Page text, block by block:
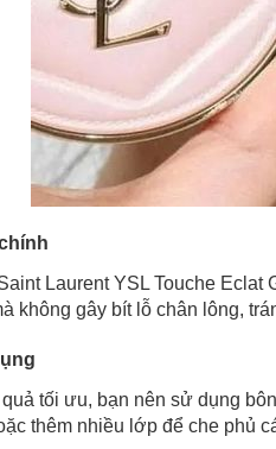
Laurent YSL Touche
không gây bít lỗ chân lông,
tối ưu, bạn nên sử dụng
thêm nhiều lớp để che phủ